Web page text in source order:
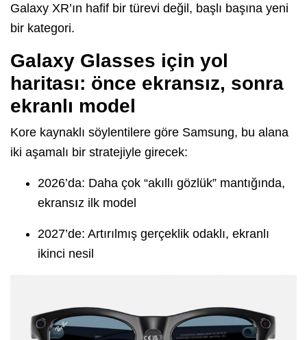
Galaxy XR’ın hafif bir türevi değil, başlı başına yeni
bir kategori.
Galaxy Glasses için yol
haritası: önce ekransız, sonra
ekranlı model
Kore kaynaklı söylentilere göre Samsung, bu alana
iki aşamalı bir stratejiyle girecek:
2026’da: Daha çok “akıllı gözlük” mantığında,
ekransız ilk model
2027’de: Artırılmış gerçeklik odaklı, ekranlı
ikinci nesil